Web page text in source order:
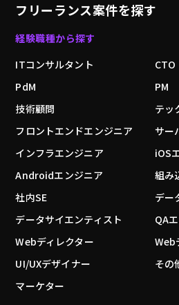
フリーランス案件を探す
経験職種から探す
ITコンサルタント
CTO
PdM
PM
技術顧問
テッ
フロントエンドエンジニア
サー
インフラエンジニア
iOS
Androidエンジニア
組み
社内SE
デー
データサイエンティスト
QA
Webディレクター
Web
UI/UXデザイナー
その
マーケター